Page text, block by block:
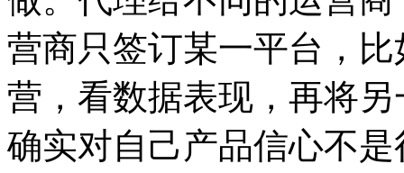
营商只签订某一平台，
营，看数据表现，再将
确实对自己产品信心不